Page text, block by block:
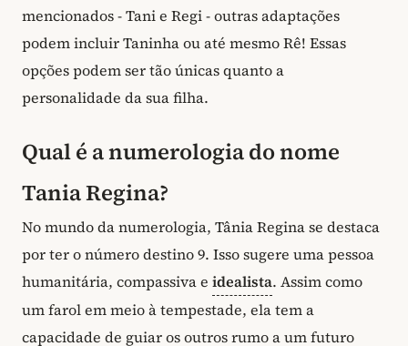
mencionados - Tani e Regi - outras adaptações
podem incluir Taninha ou até mesmo Rê! Essas
opções podem ser tão únicas quanto a
personalidade da sua filha.
Qual é a numerologia do nome
Tania Regina?
No mundo da numerologia, Tânia Regina se destaca
por ter o número destino 9. Isso sugere uma pessoa
humanitária, compassiva e idealista. Assim como
um farol em meio à tempestade, ela tem a
capacidade de guiar os outros rumo a um futuro